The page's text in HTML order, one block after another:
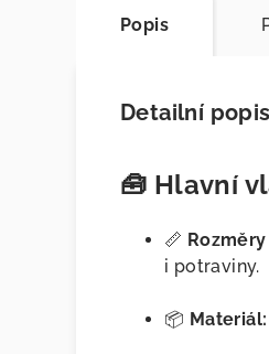
Popis
Detailní
🧰 Hlavní
📏
i potraviny.
📦 Materiál: